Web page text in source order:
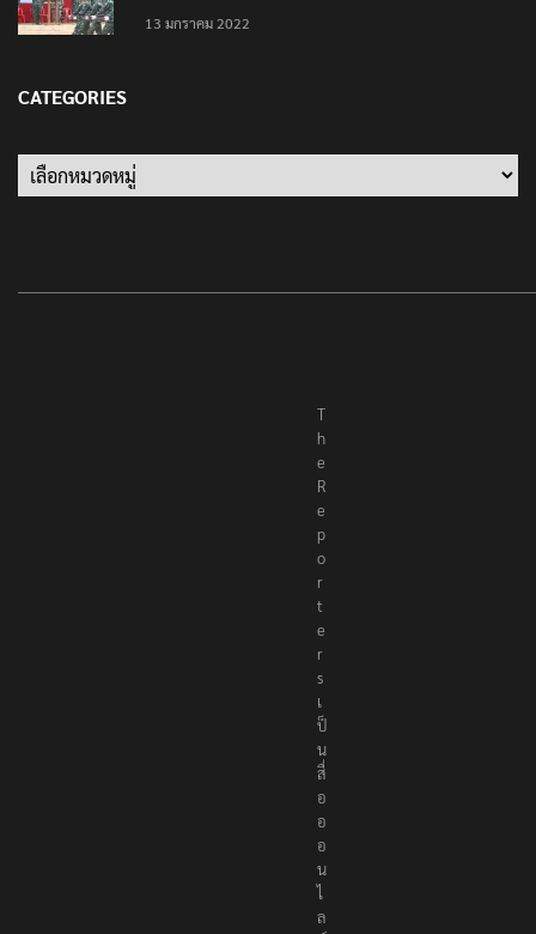
13 มกราคม 2022
CATEGORIES
Categories
T
h
e
R
e
p
o
r
t
e
r
s
เ
ป็
น
สื่
อ
อ
อ
น
ไ
ล